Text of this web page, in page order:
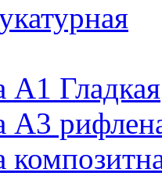
А1 Гладкая
А3